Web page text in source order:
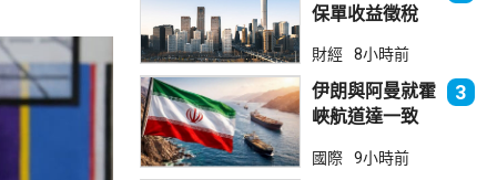
保單收益徵稅
倫敦股價急跌
財經 8小時前
伊朗與阿曼就霍
峽航道達一致
海
3
國際 9小時前